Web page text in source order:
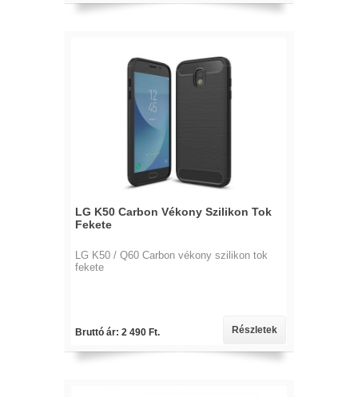
LG K50 Carbon Vékony Szilikon Tok
Fekete
LG K50 / Q60 Carbon vékony szilikon tok
fekete
Bruttó ár: 2 490 Ft. Részletek